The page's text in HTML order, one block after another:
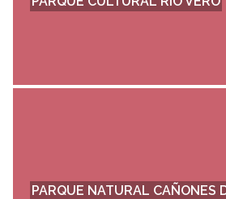
PARQUE NATURAL CAÑONES